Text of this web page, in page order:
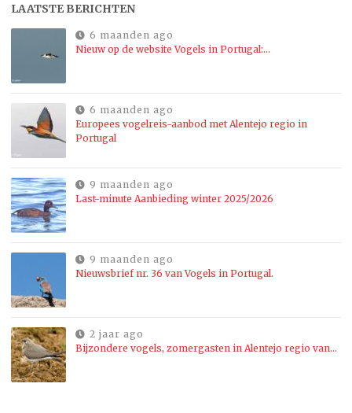
LAATSTE BERICHTEN
6 maanden ago
Nieuw op de website Vogels in Portugal:…
6 maanden ago
Europees vogelreis-aanbod met Alentejo regio in
Portugal
9 maanden ago
Last-minute Aanbieding winter 2025/2026
9 maanden ago
Nieuwsbrief nr. 36 van Vogels in Portugal.
2 jaar ago
Bijzondere vogels, zomergasten in Alentejo regio van…